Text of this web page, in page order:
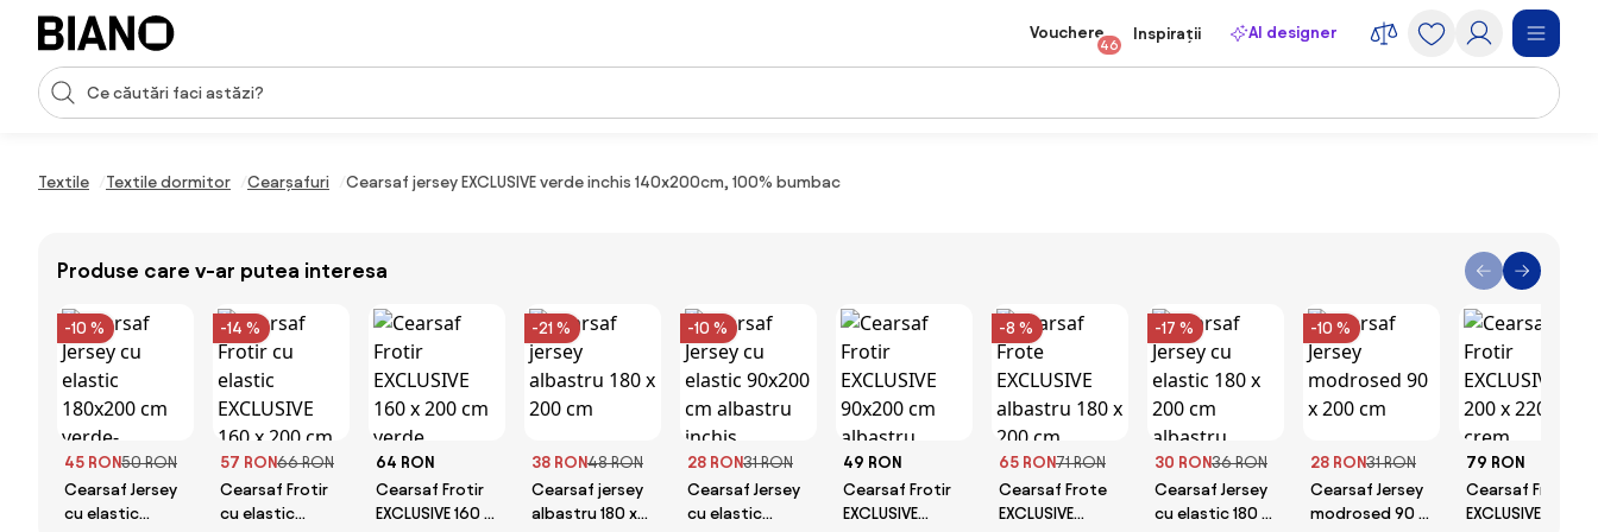
Sari peste navigare, accesează conținutul
Introducerea căutării
Vouchere
46
Inspirații AI designer
Textile Textile dormitor Cearșafuri Cearsaf jersey EXCLUSIVE verde inchis 140x200cm, 100% bumbac
Produse care v-ar putea interesa
-10 %
45 RON50 RON
Cearsaf Jersey
cu elastic
-14 %
57 RON66 RON
Cearsaf Frotir
cu elastic
64 RON
Cearsaf Frotir
EXCLUSIVE 160 x
-21 %
38 RON48 RON
Cearsaf jersey
albastru 180 x
-10 %
28 RON31 RON
Cearsaf Jersey
cu elastic
49 RON
Cearsaf Frotir
EXCLUSIVE
-8 %
65 RON71 RON
Cearsaf Frote
EXCLUSIVE
-17 %
30 RON36 RON
Cearsaf Jersey
cu elastic 180 x
-10 %
28 RON31 RON
Cearsaf Jersey
modrosed 90 x
79 RON
Cearsaf Frotir
EXCLUSIVE 200 x